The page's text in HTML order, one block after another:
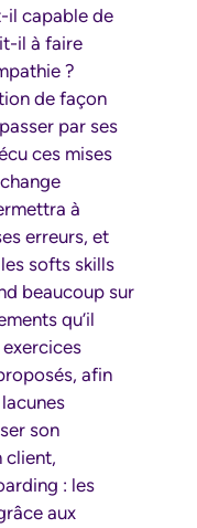
il capable de
il à faire
?
de façon
par ses
ces mises
à
erreurs, et
softs skills
beaucoup sur
qu’il
afin
son
client,
: les
aux